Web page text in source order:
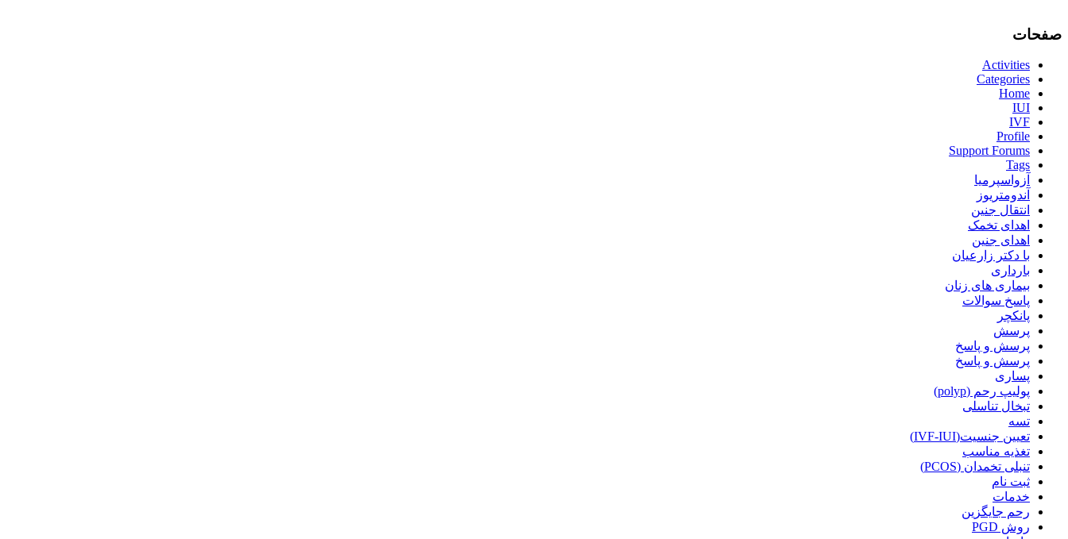
صفحات
Activities
Categories
Home
IUI
IVF
Profile
Support Forums
Tags
آزواسپرمیا
آندومتریوز
انتقال جنین
اهدای تخمک
اهدای جنین
با دکتر زارعیان
بارداری
بیماری های زنان
پاسخ سوالات
پانکچر
پرسش
پرسش و پاسخ
پرسش و پاسخ
پساری
پولیپ رحم (polyp)
تبخال تناسلی
تسه
تعیین جنسیت(IVF-IUI)
تغذیه مناسب
تنبلی تخمدان (PCOS)
ثبت نام
خدمات
رحم جایگزین
روش PGD